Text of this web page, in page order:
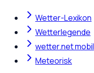
Wetter-Lexikon
Wetterlegende
wetter.net mobil
Meteorisk